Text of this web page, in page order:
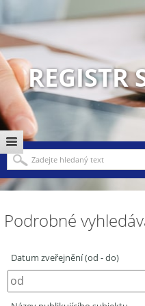
REGISTR
Podrobné
Datum zveřejnění (od - do)